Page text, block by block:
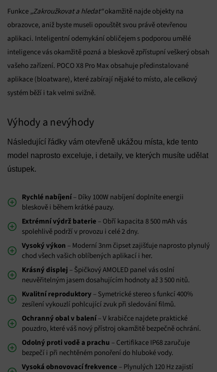
Funkce „Zakroužkovat a hledat“okamžitě najde objekty na
obrazovce, aniž byste museli opouštět svou právě otevřenou
aplikaci. Inteligentní odemykání obličejem s podporou umělé
inteligence vás okamžitě pozná a bleskově zpřístupní veškerý obsah
vašeho zařízení. POCO X8 Pro Max obsahuje předinstalované
aplikace (bloatware), které zabírají nějaké to místo, ale celkový
systém běží i tak velmi svižně.
Výhody a nevýhody
Následující řádky vám otevřeně ukážou místa, kde tento
model naprosto exceluje, i detaily, ve kterých musíte udělat
ústupek.
Rychlé nabíjení– Díky 100W nabíjení doplníte energii
bleskově i během krátké pauzy.
Extrémní výdrž baterie – Obří kapacita 8 500 mAh vás
spolehlivě podrží v provozu i celé 2 dny.
Vysoký výkon – Moderní 3nm čipset zajišťuje naprosto plynulý
chod všech vašich oblíbených aplikací i her.
Krásný displej – Špičkový AMOLED panel vás oslní
neuvěřitelným jasem dosahujícím hodnoty až 3 500 nitů.
Kvalitní reproduktory – Symetrické stereo s funkcí 400%
zesílení vykouzlí pohlcující zvuk při sledování filmů.
Ochranný obal v balení– V krabičce najdete praktické
pouzdro, které váš nový přístroj okamžitě bezpečně ochrání.
Odolný proti vodě a prachu – Certifikace IP68 zaručuje
bezpečí i při nechtěném ponoření do hluboké vody.
Vysoká obnovovací frekvence – Plynulých 120 Hz zajistí